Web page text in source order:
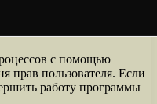
с помощью
прав пользователя. Если
работу программы